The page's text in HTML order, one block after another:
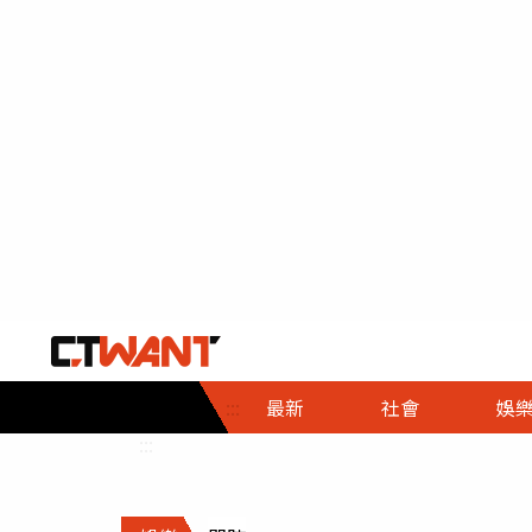
::: 最新 社會
社會首頁
時事
調查
娛樂
娛樂首頁
即時
財經首頁
熱線
政